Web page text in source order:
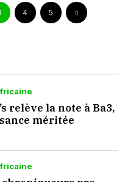
4 5
relève la note à Ba3,
méritée